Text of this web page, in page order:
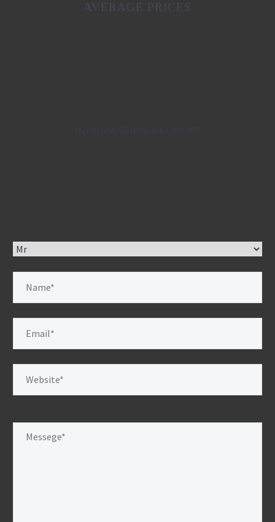
AVERAGE PRICES
INFORMATION REQUEST